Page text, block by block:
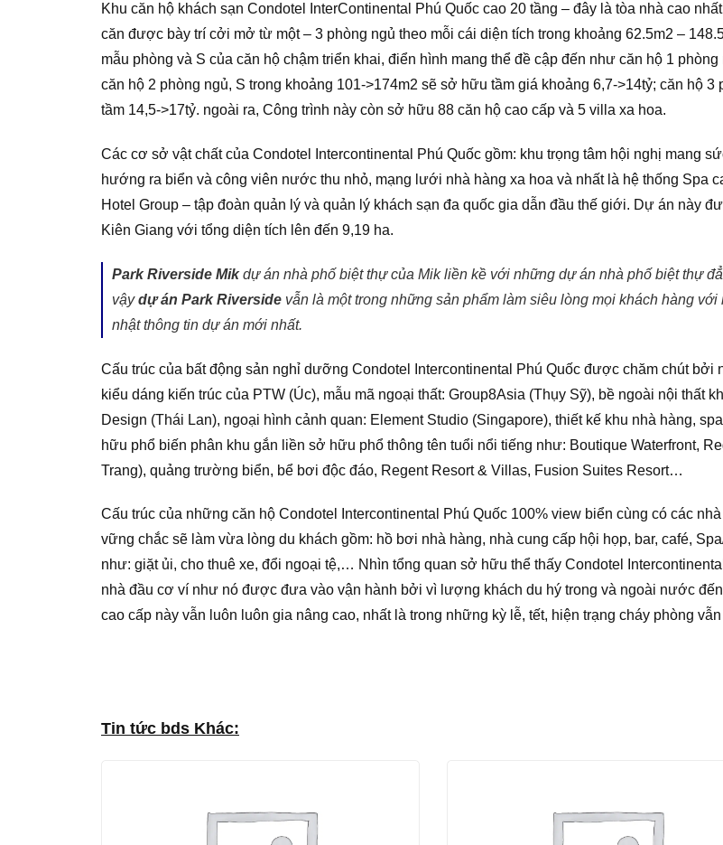
Khu căn hộ khách sạn Condotel InterContinental Phú Quốc cao 20 tầng – đây là tòa nhà cao
căn được bày trí cởi mở từ một – 3 phòng ngủ theo mỗi cái diện tích trong khoảng 62.5m2 –
mẫu phòng và S của căn hộ chậm triển khai, điển hình mang thể đề cập đến như căn hộ 1
căn hộ 2 phòng ngủ, S trong khoảng 101->174m2 sẽ sở hữu tầm giá khoảng 6,7->14tỷ; căn hộ
tầm 14,5->17tỷ. ngoài ra, Công trình này còn sở hữu 88 căn hộ cao cấp và 5 villa xa hoa.
Các cơ sở vật chất của Condotel Intercontinental Phú Quốc gồm: khu trọng tâm hội nghị mang
hướng ra biển và công viên nước thu nhỏ, mạng lưới nhà hàng xa hoa và nhất là hệ thống Spa
Hotel Group – tập đoàn quản lý và quản lý khách sạn đa quốc gia dẫn đầu thế giới. Dự án này
Kiên Giang với tổng diện tích lên đến 9,19 ha.
Park Riverside Mikdự án nhà phố biệt thự của Mik liền kề với những dự án nhà phố biệt thự
vậydự án Park Riverside vẫn là một trong những sản phẩm làm siêu lòng mọi khách hàng
nhật thông tin dự án mới nhất.
Cấu trúc của bất động sản nghỉ dưỡng Condotel Intercontinental Phú Quốc được chăm chút
kiểu dáng kiến trúc của PTW (Úc), mẫu mã ngoại thất: Group8Asia (Thụy Sỹ), bề ngoài nội thất
Design (Thái Lan), ngoại hình cảnh quan: Element Studio (Singapore), thiết kế khu nhà hàng,
hữu phổ biến phân khu gắn liền sở hữu phổ thông tên tuổi nổi tiếng như: Boutique Waterfront,
Trang), quảng trường biển, bể bơi độc đáo, Regent Resort & Villas, Fusion Suites Resort…
Cấu trúc của những căn hộ Condotel Intercontinental Phú Quốc 100% view biển cùng có các
vững chắc sẽ làm vừa lòng du khách gồm: hồ bơi nhà hàng, nhà cung cấp hội họp, bar, café,
như: giặt ủi, cho thuê xe, đổi ngoại tệ,… Nhìn tổng quan sở hữu thể thấy Condotel
nhà đầu cơ ví như nó được đưa vào vận hành bởi vì lượng khách du hý trong và ngoài nước
cao cấp này vẫn luôn luôn gia nâng cao, nhất là trong những kỳ lễ, tết, hiện trạng cháy phòng
Tin tức bds Khác: